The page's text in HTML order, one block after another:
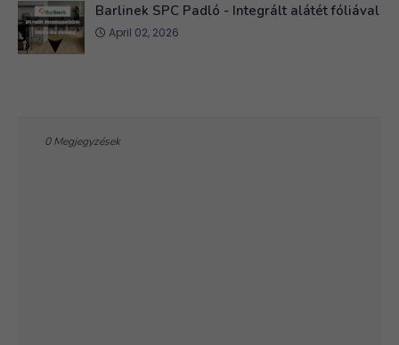
Barlinek SPC Padló - Integrált alátét fóliával
April 02, 2026
0 Megjegyzések